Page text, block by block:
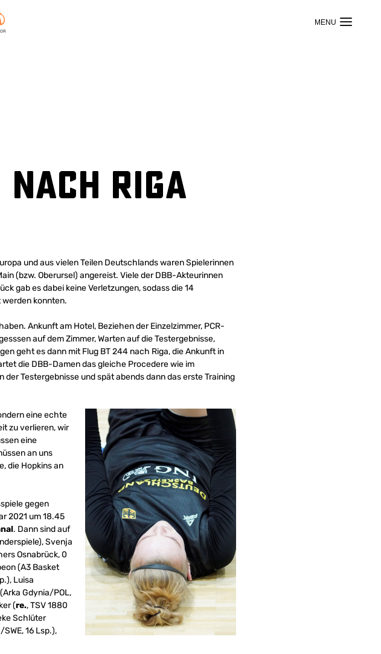
nach Riga
und aus vielen Teilen Deutschlands waren Spielerinnen
(bzw. Oberursel) angereist. Viele der DBB-Akteurinnen
gab es dabei keine Verletzungen, sodass die 14
konnten.
Ankunft am Hotel, Beziehen der Einzelzimmer, PCR-
auf dem Zimmer, Warten auf die Testergebnisse,
geht es dann mit Flug BT 244 nach Riga, die Ankunft in
die DBB-Damen das gleiche Procedere wie im
Testergebnisse und spät abends dann das erste Training
eine echte
zu verlieren, wir
eine
an uns
die Hopkins an
gegen
2021 um 18.45
. Dann sind auf
Svenja
Osnabrück, 0
(A3 Basket
Luisa
Gdynia/POL,
(re., TSV 1880
Schlüter
16 Lsp.),